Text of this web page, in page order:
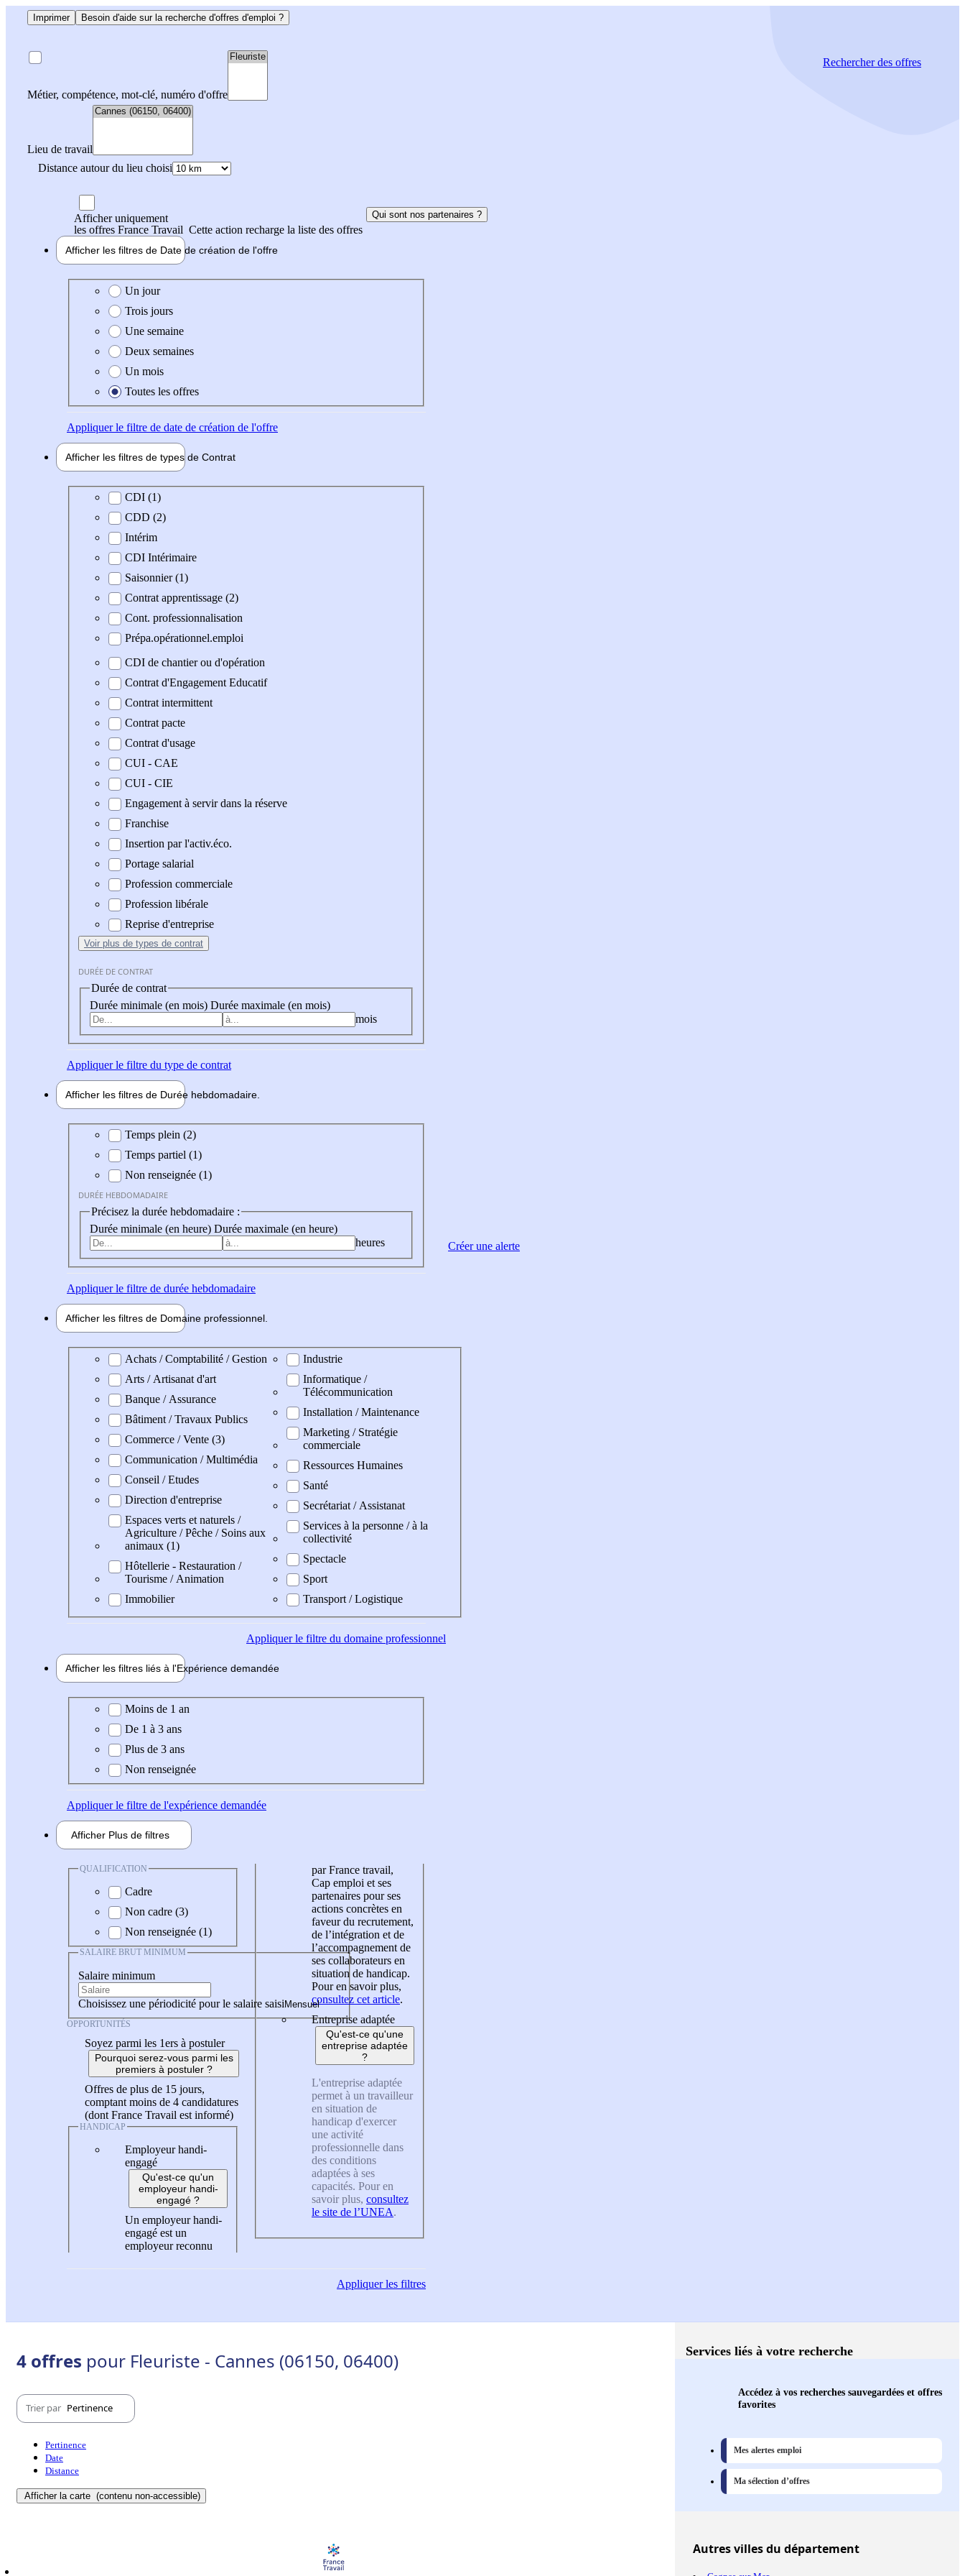
Imprimer Besoin d'aide sur la recherche d'offres d'emploi ?
Métier, compétence, mot-clé, numéro d'offre
Lieu de travail
Distance autour du lieu choisi
Rechercherdes offres
Afficher uniquement
les offres France Travail Cette action recharge la liste des offres
Qui sont nos partenaires ?
Afficher les filtres de Date de création de l'offre
Date de création de l'offre
Un jour
Trois jours
Une semaine
Deux semaines
Un mois
Toutes les offres
Appliquerle filtre de date de création de l'offre
Afficher les filtres de types de Contrat
Type de contrat
CDI (1)
CDD (2)
Intérim
CDI Intérimaire
Saisonnier (1)
Contrat apprentissage (2)
Cont. professionnalisation
Prépa.opérationnel.emploi
CDI de chantier ou d'opération
Contrat d'Engagement Educatif
Contrat intermittent
Contrat pacte
Contrat d'usage
CUI - CAE
CUI - CIE
Engagement à servir dans la réserve
Franchise
Insertion par l'activ.éco.
Portage salarial
Profession commerciale
Profession libérale
Reprise d'entreprise
Voir plus de types de contrat
DURÉE DE CONTRAT
Durée de contrat
Durée minimale (en mois) Durée maximale (en mois)
mois
Appliquerle filtre du type de contrat
Afficher les filtres de Durée hebdomadaire
Durée hebdomadaire
Temps plein (2)
Temps partiel (1)
Non renseignée (1)
DURÉE HEBDOMADAIRE
Précisez la durée hebdomadaire :
Durée minimale (en heure) Durée maximale (en heure)
heures
Appliquerle filtre de durée hebdomadaire
Afficher les filtres de Domaine professionnel
Domaine professionel
Achats / Comptabilité / Gestion
Arts / Artisanat d'art
Banque / Assurance
Bâtiment / Travaux Publics
Commerce / Vente (3)
Communication / Multimédia
Conseil / Etudes
Direction d'entreprise
Espaces verts et naturels /
Agriculture / Pêche / Soins aux
animaux (1)
Hôtellerie - Restauration /
Tourisme / Animation
Immobilier
Industrie
Informatique /
Télécommunication
Installation / Maintenance
Marketing / Stratégie
commerciale
Ressources Humaines
Santé
Secrétariat / Assistanat
Services à la personne / à la
collectivité
Spectacle
Sport
Transport / Logistique
Appliquerle filtre du domaine professionnel
Afficher les filtres liés à l'Expérience demandée
Expérience demandée
Moins de 1 an
De 1 à 3 ans
Plus de 3 ans
Non renseignée
Appliquerle filtre de l'expérience demandée
Afficher Plus de filtres
QUALIFICATION
Cadre
Non cadre (3)
Non renseignée (1)
SALAIRE BRUT MINIMUM
Salaire minimum
Choisissez une périodicité pour le salaire saisi
OPPORTUNITÉS
Soyez parmi les 1ers à postuler
Pourquoi serez-vous parmi les
premiers à postuler ?
Offres de plus de 15 jours,
comptant moins de 4 candidatures
(dont France Travail est informé)
HANDICAP
Employeur handi-
engagé
Qu'est-ce qu'un
employeur handi-
engagé ?
Un employeur handi-
engagé est un
employeur reconnu
par France travail,
Cap emploi et ses
partenaires pour ses
actions concrètes en
faveur du recrutement,
de l’intégration et de
l’accompagnement de
ses collaborateurs en
situation de handicap.
Pour en savoir plus,
consultez cet article.
Entreprise adaptée
Qu'est-ce qu'une
entreprise adaptée
?
L'entreprise adaptée
permet à un travailleur
en situation de
handicap d'exercer
une activité
professionnelle dans
des conditions
adaptées à ses
capacités. Pour en
savoir plus, consultez
le site de l’UNEA.
Appliquerles filtres
Créer une alerte
4 offres pour Fleuriste - Cannes (06150, 06400)
Trier par Pertinence
Pertinence
Date
Distance
Afficher la carte (contenu non-accessible)
Services liés à votre recherche
Accédez à vos recherches sauvegardées et offres
favorites
Mes alertes emploi
Ma sélection d’offres
Autresvillesdu département